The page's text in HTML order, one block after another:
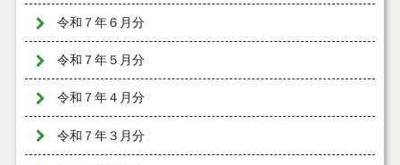
令和７年６月分
令和７年５月分
令和７年４月分
令和７年３月分